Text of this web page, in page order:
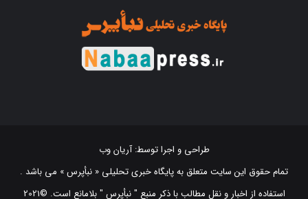
تمام حقوق این سایت متعلق به پایگاه خبری تحلیلی « نبأپرس » می باشد .
استفاده از اخبار و نقل مطالب با ذکر منبع "‌ نبأپرس " بلامانع است. ©2021